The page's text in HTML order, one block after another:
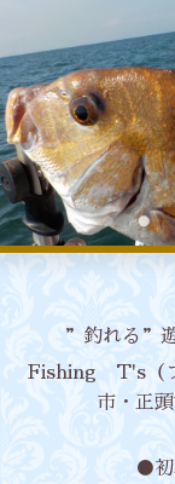
”釣れる”
Fishing T's（
市・正
●初